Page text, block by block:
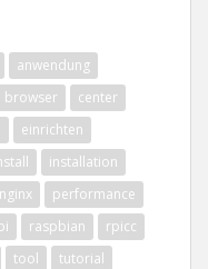
anwendung
browser
center
einrichten
installation
nginx
performance
raspbian
rpicc
tool
tutorial